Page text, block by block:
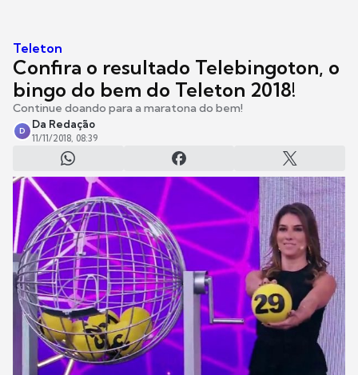
Teleton
Confira o resultado Telebingoton, o
bingo do bem do Teleton 2018!
Continue doando para a maratona do bem!
D
Da Redação
11/11/2018, 08:39